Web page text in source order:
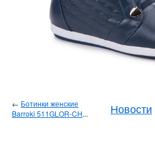
← Ботинки женские
Barroki 511GLOR-CH... Новости